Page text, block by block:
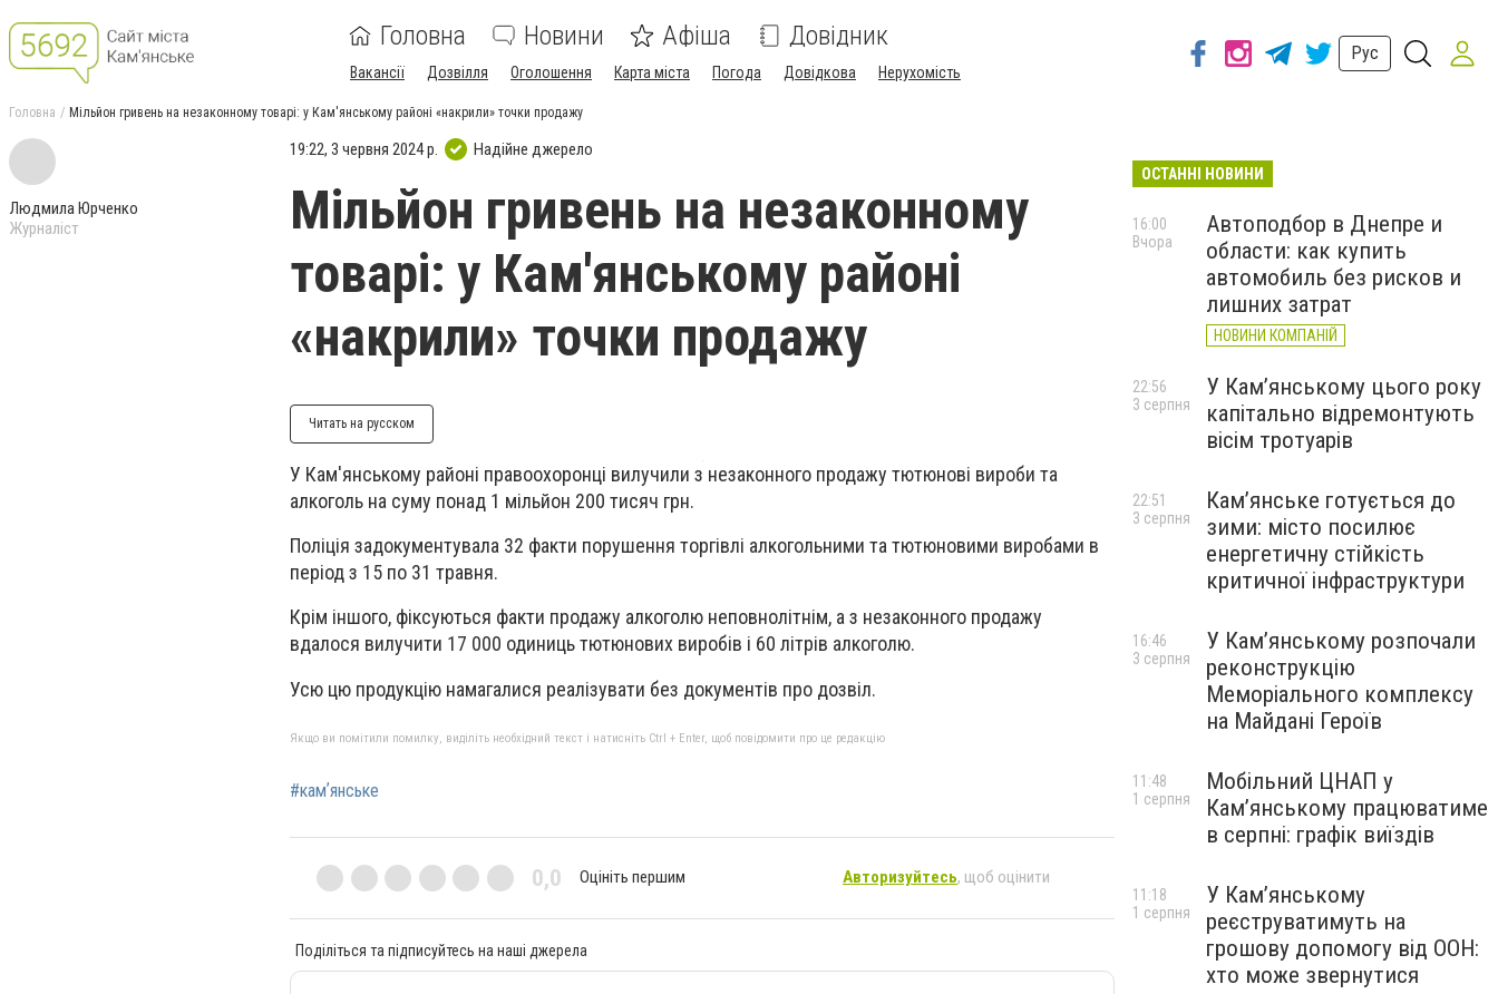
Головна Новини Афіша Довідник
Вакансії Дозвілля Оголошення Карта міста Погода Довідкова Нерухомість
Рус
Головна Мільйон гривень на незаконному товарі: у Кам'янському районі «накрили» точки продажу
Людмила Юрченко
Журналіст
19:22, 3 червня 2024 р. Надійне джерело
Мільйон гривень на незаконному
товарі: у Кам'янському районі
«накрили» точки продажу
Читать на русском
У Кам'янському районі правоохоронці вилучили з незаконного продажу тютюнові вироби та
алкоголь на суму понад 1 мільйон 200 тисяч грн.
Поліція задокументувала 32 факти порушення торгівлі алкогольними та тютюновими виробами в
період з 15 по 31 травня.
Крім іншого, фіксуються факти продажу алкоголю неповнолітнім, а з незаконного продажу
вдалося вилучити 17 000 одиниць тютюнових виробів і 60 літрів алкоголю.
Усю цю продукцію намагалися реалізувати без документів про дозвіл.
Якщо ви помітили помилку, виділіть необхідний текст і натисніть Ctrl + Enter, щоб повідомити про це редакцію
#камʼянське
0,0 Оцініть першим Авторизуйтесь, щоб оцінити
Поділіться та підписуйтесь на наші джерела
ОСТАННІ НОВИНИ
Автоподбор в Днепре и
области: как купить
автомобиль без рисков и
лишних затрат
НОВИНИ КОМПАНІЙ
16:00
Вчора
У Кам’янському цього року
капітально відремонтують
вісім тротуарів
22:56
3 серпня
Кам’янське готується до
зими: місто посилює
енергетичну стійкість
критичної інфраструктури
22:51
3 серпня
У Кам’янському розпочали
реконструкцію
Меморіального комплексу
на Майдані Героїв
16:46
3 серпня
Мобільний ЦНАП у
Кам’янському працюватиме
в серпні: графік виїздів
11:48
1 серпня
У Кам’янському
реєструватимуть на
грошову допомогу від ООН:
хто може звернутися
11:18
1 серпня